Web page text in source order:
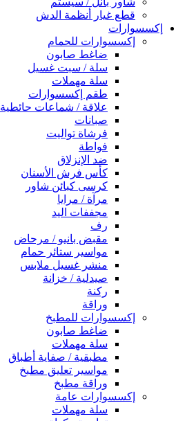
قطع غيار أنظمة الدش
إكسسوارات
إكسسوارات للحمام
ضاغط صابون
سلة / سبت غسيل
سلة مهملات
طقم إكسسوارات
علاقة / شماعات حائطية
صبانات
فرشاة تواليت
فواطة
ضد الإنزلاق
كأس فرش الأسنان
كرسى كبائن شاور
مرآة / مرايا
مجففات اليد
رف
مقبض بانيو / مرحاض
مواسير ستائر حمام
منشر غسيل ملابس
صيدلية / خزانة
ركنة
وراقة
إكسسوارات للمطبخ
ضاغط صابون
سلة مهملات
مطبقية / صفاية أطباق
مواسير تعليق مطبخ
وراقة مطبخ
إكسسوارات عامة
سلة مهملات